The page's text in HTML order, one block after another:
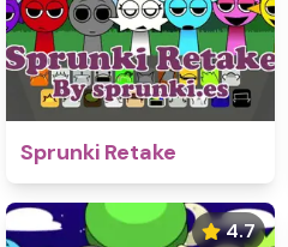
Sprunki Retake
4.7